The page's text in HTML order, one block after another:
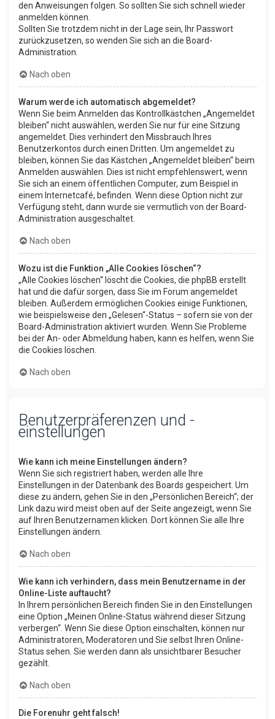
den Anweisungen folgen. So sollten Sie sich schnell wieder
anmelden können.
Sollten Sie trotzdem nicht in der Lage sein, Ihr Passwort
zurückzusetzen, so wenden Sie sich an die Board-
Administration.
Nach oben
Warum werde ich automatisch abgemeldet?
Wenn Sie beim Anmelden das Kontrollkästchen „Angemeldet
bleiben“ nicht auswählen, werden Sie nur für eine Sitzung
angemeldet. Dies verhindert den Missbrauch Ihres
Benutzerkontos durch einen Dritten. Um angemeldet zu
bleiben, können Sie das Kästchen „Angemeldet bleiben“ beim
Anmelden auswählen. Dies ist nicht empfehlenswert, wenn
Sie sich an einem öffentlichen Computer, zum Beispiel in
einem Internetcafé, befinden. Wenn diese Option nicht zur
Verfügung steht, dann wurde sie vermutlich von der Board-
Administration ausgeschaltet.
Nach oben
Wozu ist die Funktion „Alle Cookies löschen“?
„Alle Cookies löschen“ löscht die Cookies, die phpBB erstellt
hat und die dafür sorgen, dass Sie im Forum angemeldet
bleiben. Außerdem ermöglichen Cookies einige Funktionen,
wie beispielsweise den „Gelesen“-Status – sofern sie von der
Board-Administration aktiviert wurden. Wenn Sie Probleme
bei der An- oder Abmeldung haben, kann es helfen, wenn Sie
die Cookies löschen.
Nach oben
Benutzerpräferenzen und -
einstellungen
Wie kann ich meine Einstellungen ändern?
Wenn Sie sich registriert haben, werden alle Ihre
Einstellungen in der Datenbank des Boards gespeichert. Um
diese zu ändern, gehen Sie in den „Persönlichen Bereich“; der
Link dazu wird meist oben auf der Seite angezeigt, wenn Sie
auf Ihren Benutzernamen klicken. Dort können Sie alle Ihre
Einstellungen ändern.
Nach oben
Wie kann ich verhindern, dass mein Benutzername in der
Online-Liste auftaucht?
In Ihrem persönlichen Bereich finden Sie in den Einstellungen
eine Option „Meinen Online-Status während dieser Sitzung
verbergen“. Wenn Sie diese Option einschalten, können nur
Administratoren, Moderatoren und Sie selbst Ihren Online-
Status sehen. Sie werden dann als unsichtbarer Besucher
gezählt.
Nach oben
Die Forenuhr geht falsch!